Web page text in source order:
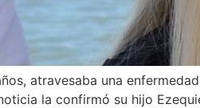
atravesaba una
la confirmó su hijo